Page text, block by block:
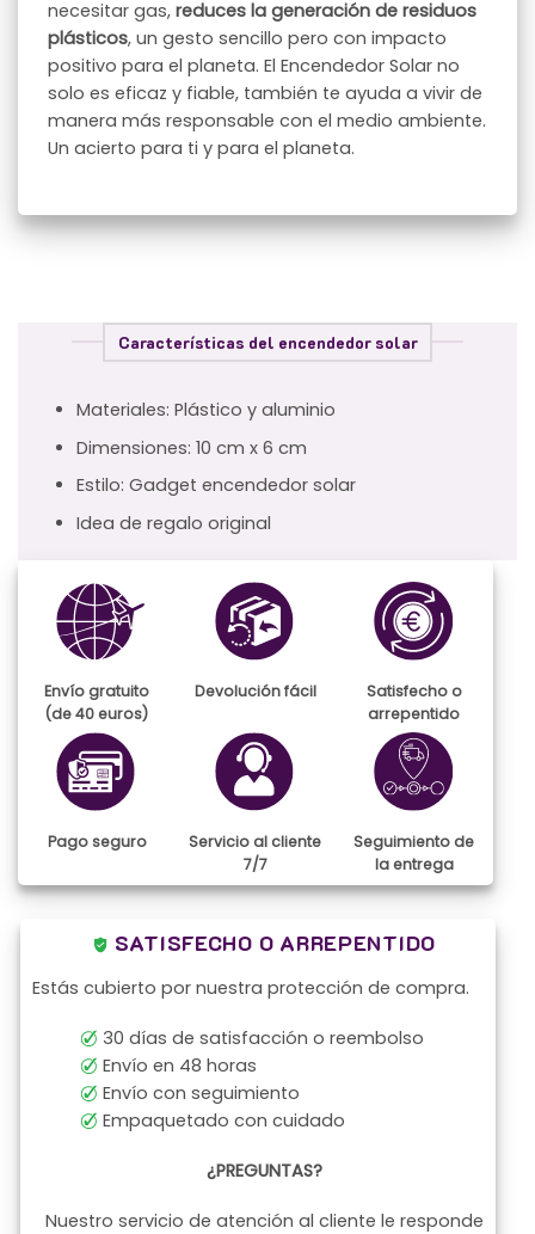
necesitar gas, reduces la generación de residuos
plásticos, un gesto sencillo pero con impacto
positivo para el planeta. El Encendedor Solar no
solo es eficaz y fiable, también te ayuda a vivir de
manera más responsable con el medio ambiente.
Un acierto para ti y para el planeta.
Características del encendedor solar
Materiales: Plástico y aluminio
Dimensiones: 10 cm x 6 cm
Estilo: Gadget encendedor solar
Idea de regalo original
Envío gratuito
(de 40 euros)
Devolución fácil
Satisfecho o
arrepentido
Pago seguro
Servicio al cliente
7/7
Seguimiento de
la entrega
SATISFECHO O ARREPENTIDO
Estás cubierto por nuestra protección de compra.
30 días de satisfacción o reembolso
Envío en 48 horas
Envío con seguimiento
Empaquetado con cuidado
¿PREGUNTAS?
Nuestro servicio de atención al cliente le responde